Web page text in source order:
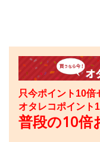
只今ポイント10倍
オタレコポイント
普段の10倍